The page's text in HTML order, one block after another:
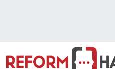
Hava Durumu